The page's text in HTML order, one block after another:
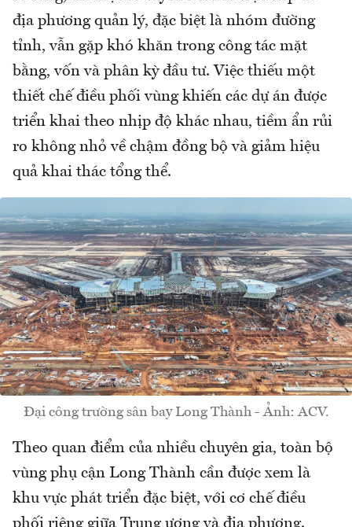
địa phương quản lý, đặc biệt là nhóm đường
tỉnh, vẫn gặp khó khăn trong công tác mặt
bằng, vốn và phân kỳ đầu tư. Việc thiếu một
thiết chế điều phối vùng khiến các dự án được
triển khai theo nhịp độ khác nhau, tiềm ẩn rủi
ro không nhỏ về chậm đồng bộ và giảm hiệu
quả khai thác tổng thể.
Đại công trường sân bay Long Thành - Ảnh: ACV.
Theo quan điểm của nhiều chuyên gia, toàn bộ
vùng phụ cận Long Thành cần được xem là
khu vực phát triển đặc biệt, với cơ chế điều